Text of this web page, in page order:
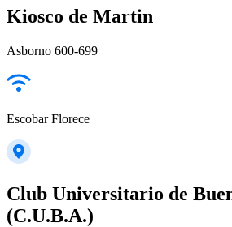
Kiosco de Martin
Asborno 600-699
Escobar Florece
Club Universitario de
(C.U.B.A.)